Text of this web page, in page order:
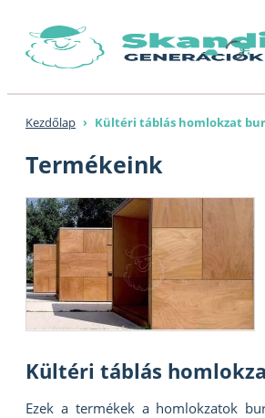
content
Kezdőlap › Kültéri táblás homlokzat
Termékeink
Kültéri táblás
Ezek a termékek a homlokzatok